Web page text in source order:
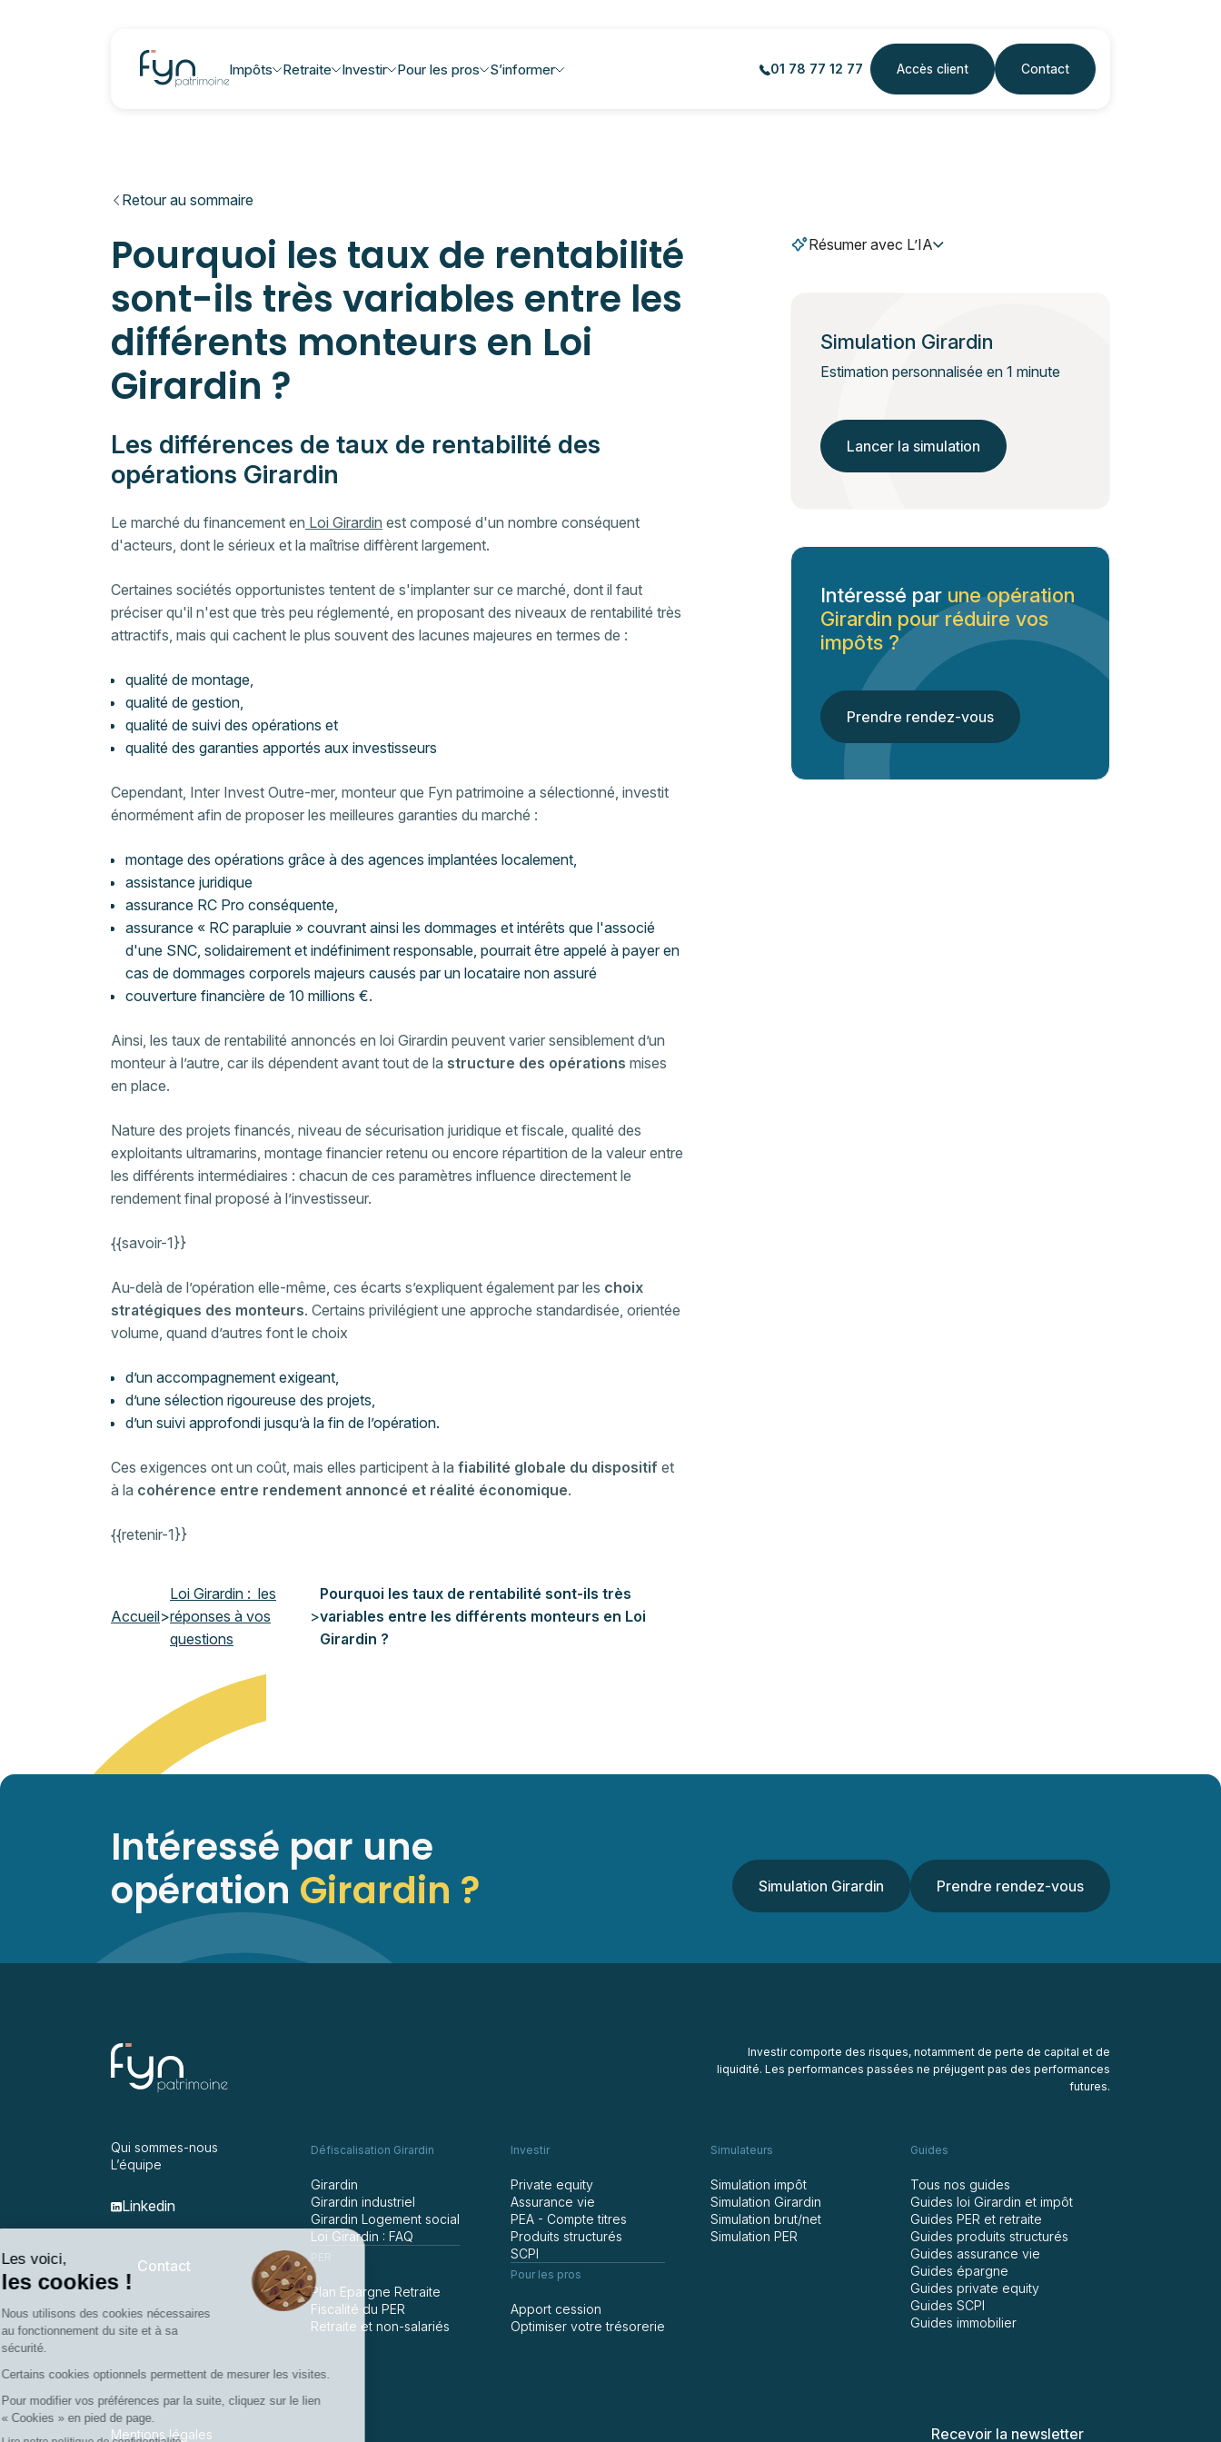
Impôts Retraite Investir Pour les pros S’informer 01 78 77 12 77 Accès client Contact
Retour au sommaire
Pourquoi les taux de rentabilité
sont-ils très variables entre les
différents monteurs en Loi
Girardin ?
Les différences de taux de rentabilité des
opérations Girardin
Le marché du financement en Loi Girardin est composé d'un nombre conséquent
d'acteurs, dont le sérieux et la maîtrise diffèrent largement.
Certaines sociétés opportunistes tentent de s'implanter sur ce marché, dont il faut
préciser qu'il n'est que très peu réglementé, en proposant des niveaux de rentabilité très
attractifs, mais qui cachent le plus souvent des lacunes majeures en termes de :
qualité de montage,
qualité de gestion,
qualité de suivi des opérations et
qualité des garanties apportés aux investisseurs
Cependant, Inter Invest Outre-mer, monteur que Fyn patrimoine a sélectionné, investit
énormément afin de proposer les meilleures garanties du marché :
montage des opérations grâce à des agences implantées localement,
assistance juridique
assurance RC Pro conséquente,
assurance « RC parapluie » couvrant ainsi les dommages et intérêts que l'associé
d'une SNC, solidairement et indéfiniment responsable, pourrait être appelé à payer en
cas de dommages corporels majeurs causés par un locataire non assuré
couverture financière de 10 millions €.
Ainsi, les taux de rentabilité annoncés en loi Girardin peuvent varier sensiblement d’un
monteur à l’autre, car ils dépendent avant tout de la structure des opérations mises
en place.
Nature des projets financés, niveau de sécurisation juridique et fiscale, qualité des
exploitants ultramarins, montage financier retenu ou encore répartition de la valeur entre
les différents intermédiaires : chacun de ces paramètres influence directement le
rendement final proposé à l’investisseur.
{{savoir-1}}
Au-delà de l’opération elle-même, ces écarts s’expliquent également par les choix
stratégiques des monteurs. Certains privilégient une approche standardisée, orientée
volume, quand d’autres font le choix
d’un accompagnement exigeant,
d’une sélection rigoureuse des projets,
d’un suivi approfondi jusqu’à la fin de l’opération.
Ces exigences ont un coût, mais elles participent à la fiabilité globale du dispositif et
à la cohérence entre rendement annoncé et réalité économique.
{{retenir-1}}
Accueil>
Loi Girardin : les
réponses à vos
questions
>
Pourquoi les taux de rentabilité sont-ils très
variables entre les différents monteurs en Loi
Girardin ?
Résumer avec L’IA
Simulation Girardin
Estimation personnalisée en 1 minute
Lancer la simulation
Intéressé par une opération
Girardin pour réduire vos
impôts ?
Prendre rendez-vous
Intéressé par une
opération Girardin ? Simulation Girardin Prendre rendez-vous
Investir comporte des risques, notamment de perte de capital et de
liquidité. Les performances passées ne préjugent pas des performances
futures.
Qui sommes-nous
L’équipe
Linkedin
Contact
Défiscalisation Girardin
Girardin
Girardin industriel
Girardin Logement social
Loi Girardin : FAQ
Plan Epargne Retraite
Fiscalité du PER
Retraite et non-salariés
Investir
Private equity
Assurance vie
PEA - Compte titres
Produits structurés
SCPI
Pour les pros
Apport cession
Optimiser votre trésorerie
Simulateurs
Simulation impôt
Simulation Girardin
Simulation brut/net
Simulation PER
Guides
Tous nos guides
Guides loi Girardin et impôt
Guides PER et retraite
Guides produits structurés
Guides assurance vie
Guides épargne
Guides private equity
Guides SCPI
Guides immobilier
Mentions légales Recevoir la newsletter